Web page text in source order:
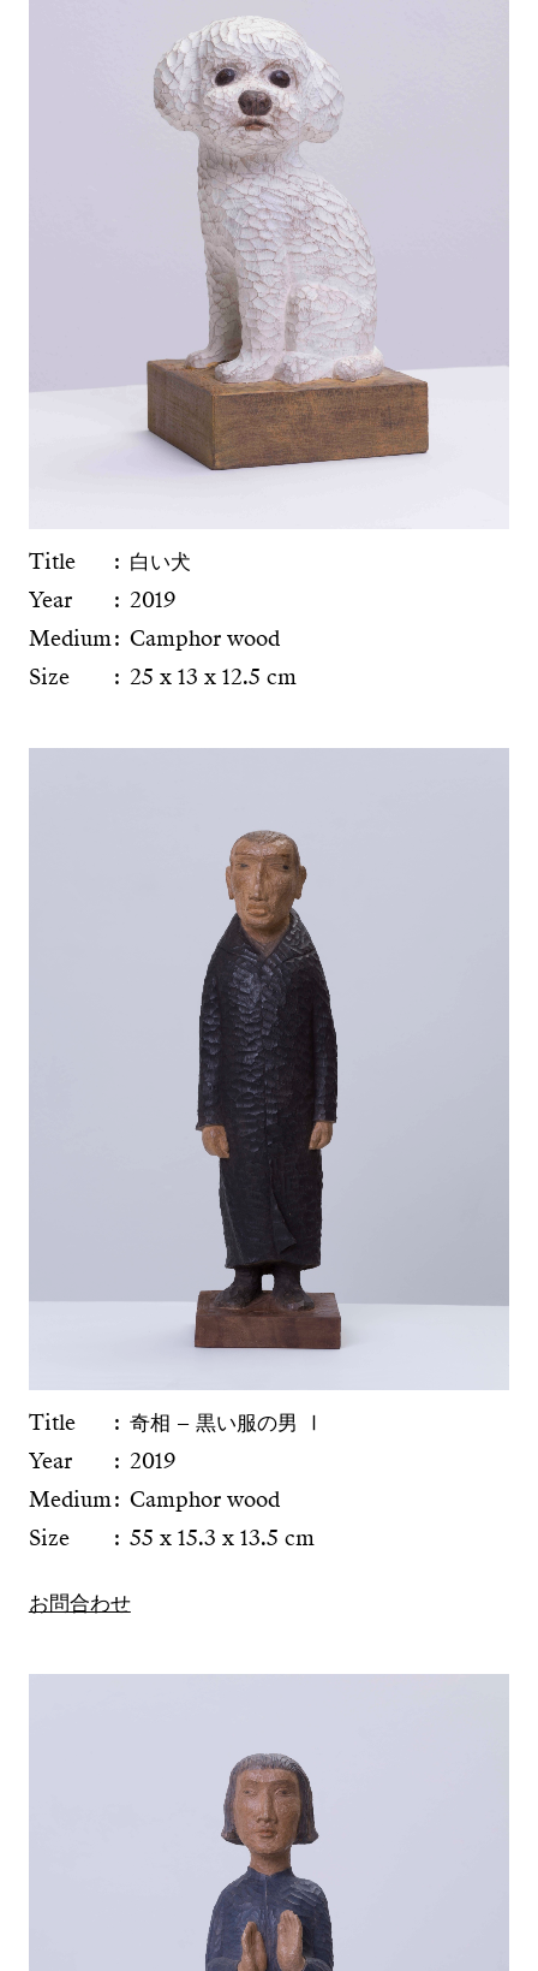
Title
白い犬
Year
2019
Medium Camphor wood
Size
25 x 13 x 12.5 cm
Title
奇相 − 黒い服の男 Ⅰ
Year
2019
Medium Camphor wood
Size
55 x 15.3 x 13.5 cm
お問合わせ